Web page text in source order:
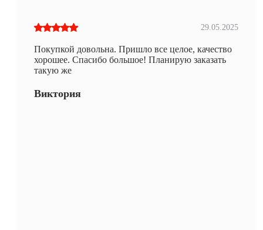
29.05.2025
Покупкой довольна. Пришло все целое, качество
хорошее. Спасибо большое! Планирую заказать
такую же
Виктория